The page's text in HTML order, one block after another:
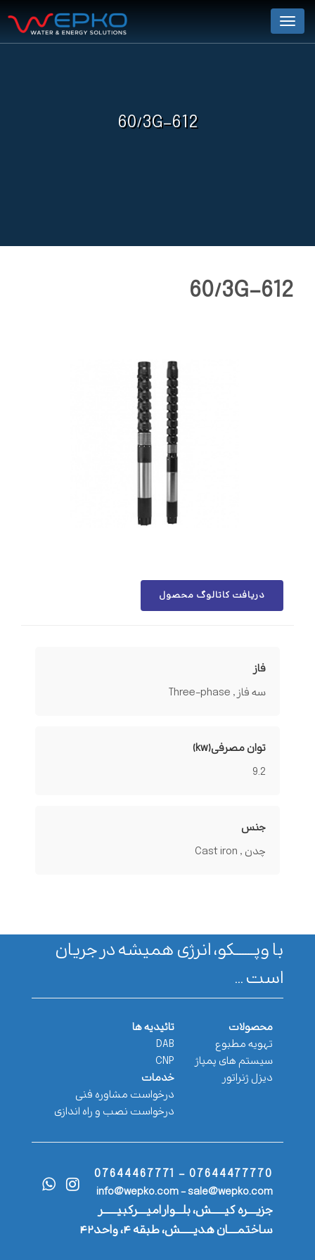
Menu
60/3G-612
60/3G-612
دریافت کاتالوگ محصول
فاز
سه فاز , Three-phase
توان مصرفی(kw)
9.2
جنس
چدن , Cast iron
با وپـــــــکو، انرژی همیشه در جریان
است ...
محصولات
تهویه مطبوع
سیستم های پمپاژ
دیزل ژنراتور
تائیدیه ها
DAB
CNP
خدمات
درخواست مشاوره فنی
درخواست نصب و راه اندازی
07644477770 - 07644467771
info@wepko.com - sale@wepko.com
جزیــــره کیــــــش، بلـــوار امیــــرکبیــــــر
ساختمــــان هدیــــــش، طبقه ۴، واحد۴۲